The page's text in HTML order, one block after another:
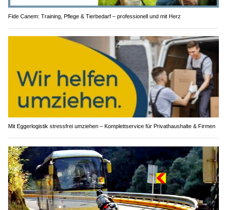
Fide Canem: Training, Pflege & Tierbedarf – professionell und mit Herz
Mit Eggerlogistik stressfrei umziehen – Komplettservice für Privathaushalte & Firmen